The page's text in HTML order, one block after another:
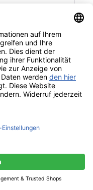
Produkte filtern